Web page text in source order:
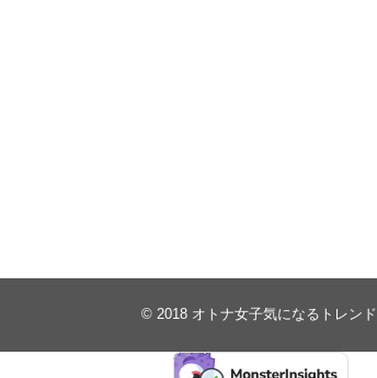
© 2018 オトナ女子気になるトレンド